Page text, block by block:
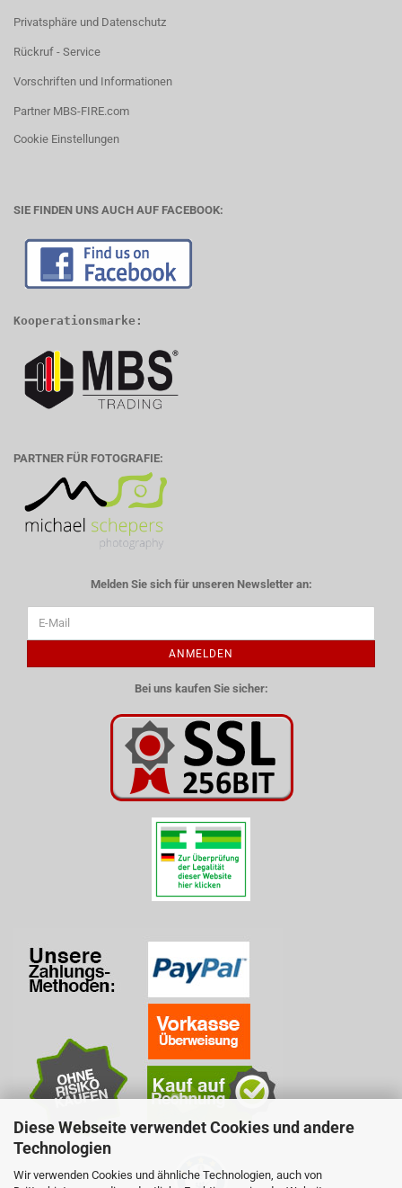
Diese Webseite verwendet Cookies und andere
Technologien
Wir verwenden Cookies und ähnliche Technologien, auch von
Privatsphäre und Datenschutz
Rückruf - Service
Vorschriften und Informationen
Partner MBS-FIRE.com
Cookie Einstellungen
SIE FINDEN UNS AUCH AUF FACEBOOK:
Kooperationsmarke:
PARTNER FÜR FOTOGRAFIE:
Melden Sie sich für unseren Newsletter an:
ANMELDEN
Bei uns kaufen Sie sicher: